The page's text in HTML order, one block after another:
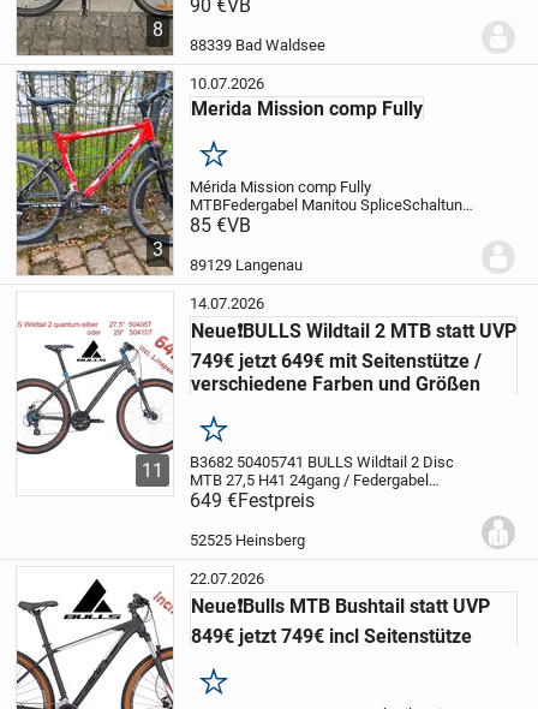
8
MarathonBremsen: Felgenbremsen hinten
und vorneZubehör: Front- u....
90 €VB
88339 Bad Waldsee
3
10.07.2026
Merida Mission comp Fully
Merken
Mérida Mission comp Fully
MTBFedergabel Manitou SpliceSchaltung
komplett Shimano Deore
Körpergröße 170-185
Lenkervorbau
Winkelverstellbar
85 €VB
89129 Langenau
11
14.07.2026
Neue❗BULLS Wildtail 2 MTB statt UVP
749€ jetzt 649€ mit Seitenstütze /
verschiedene Farben und Größen
Merken
B3682 50405741 BULLS Wildtail 2 Disc
MTB 27,5 H41 24gang / Federgabel
quantum-silber B3511 63105046 BULLS
Wildtail 2 Disc MTB 27,5 H46 24gang /
Federgabel schwarz matt B3512
63105046 BULLS Wildtail 2...
649 €Festpreis
52525 Heinsberg
22.07.2026
Neue❗Bulls MTB Bushtail statt UVP
849€ jetzt 749€ incl Seitenstütze
Merken